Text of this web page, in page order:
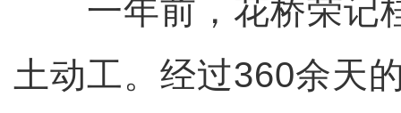
一年前，花桥荣记
土动工。经过360余天